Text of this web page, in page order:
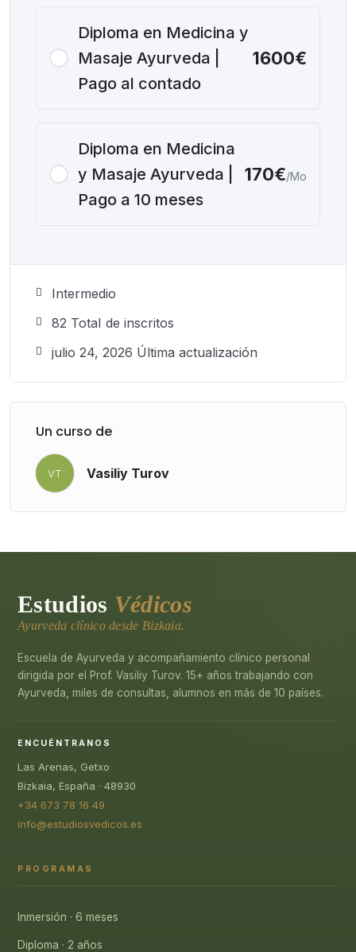
Diploma en Medicina y
Masaje Ayurveda |
Pago al contado
1600€
Diploma en Medicina
y Masaje Ayurveda |
Pago a 10 meses
170€/Mo
Intermedio
82 TotaI de inscritos
julio 24, 2026 Última actualización
Un curso de
VT Vasiliy Turov
Estudios Védicos
Ayurveda clínico desde Bizkaia.
Escuela de Ayurveda y acompañamiento clínico personal
dirigida por el Prof. Vasiliy Turov. 15+ años trabajando con
Ayurveda, miles de consultas, alumnos en más de 10 países.
ENCUÉNTRANOS
Las Arenas, Getxo
Bizkaia, España · 48930
+34 673 78 16 49
info@estudiosvedicos.es
PROGRAMAS
Inmersión · 6 meses
Diploma · 2 años